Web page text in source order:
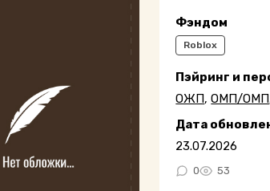
Фэндом
Roblox
Пэйринг и
ОЖП,ОМП/ОМП
Дата
23.07.2026
0 53